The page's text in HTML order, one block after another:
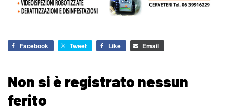
Facebook Tweet Like Email
Non si è registrato nessun
ferito